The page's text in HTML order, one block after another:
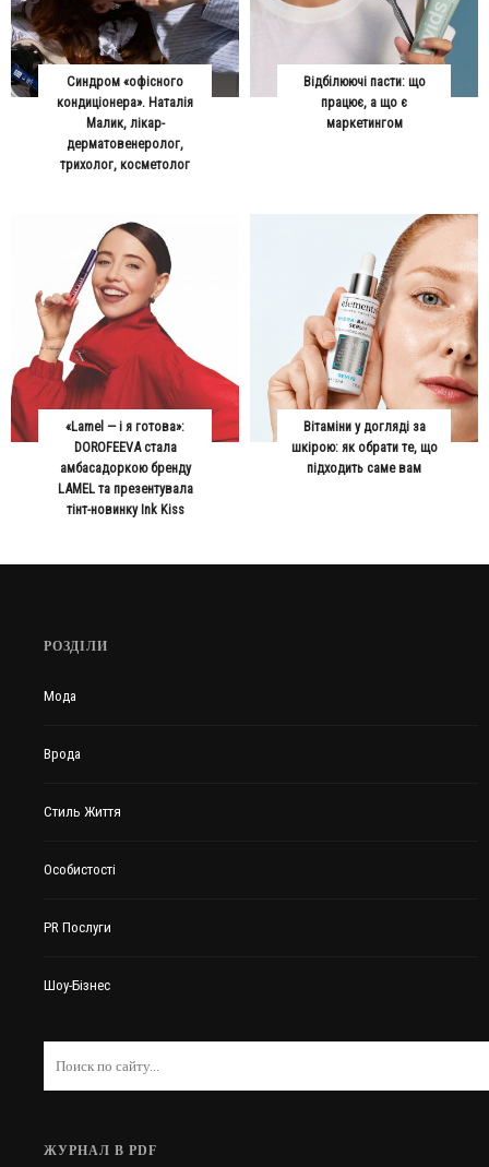
Синдром «офісного
кондиціонера». Наталія
Малик, лікар-
дерматовенеролог,
трихолог, косметолог
Відбілюючі пасти: що
працює, а що є
маркетингом
«Lamel — і я готова»:
DOROFEEVA стала
амбасадоркою бренду
LAMEL та презентувала
тінт-новинку Ink Kiss
Вітаміни у догляді за
шкірою: як обрати те, що
підходить саме вам
РОЗДІЛИ
Мода
Врода
Стиль Життя
Особистості
PR Послуги
Шоу-Бізнес
ЖУРНАЛ В PDF